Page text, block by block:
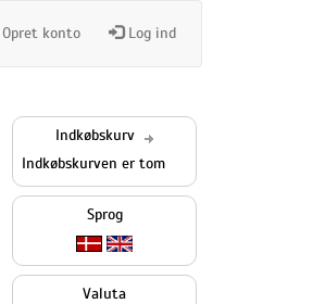
Opret konto Log ind
Indkøbskurv
Indkøbskurven er tom
Sprog
Valuta